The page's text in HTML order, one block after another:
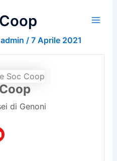
admin / 7 Aprile 2021
di Genoni